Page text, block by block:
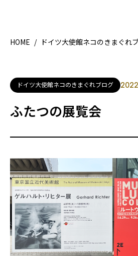
HOME
地域別ガイド
観光ガイド
ライフスタイル
著者一覧
ライター募集
HOME / ドイツ大使館ネコのきまぐれ
ドイツ大使館ネコのきまぐれブログ
ふたつの展覧会